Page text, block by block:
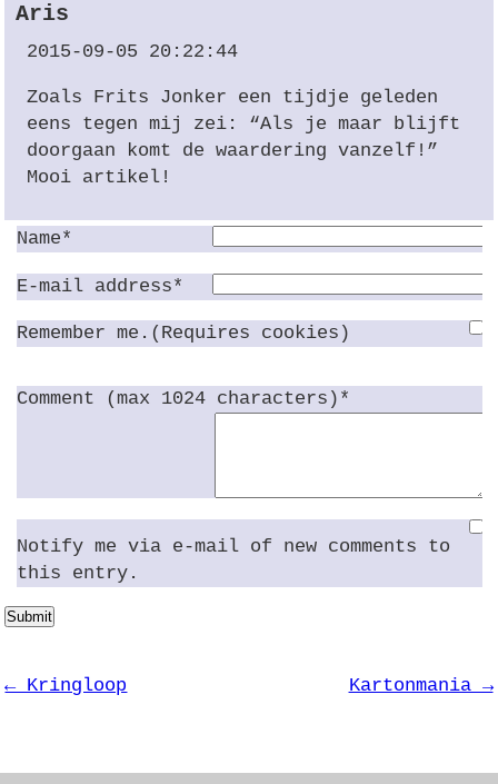
Aris
2015-09-05 20:22:44
Zoals Frits Jonker een tijdje geleden
eens tegen mij zei: “Als je maar blijft
doorgaan komt de waardering vanzelf!”
Mooi artikel!
Name*
E-mail address*
Remember me.(Requires cookies)
Comment (max 1024 characters)*
Notify me via e-mail of new comments to
this entry.
Submit
← Kringloop Kartonmania →